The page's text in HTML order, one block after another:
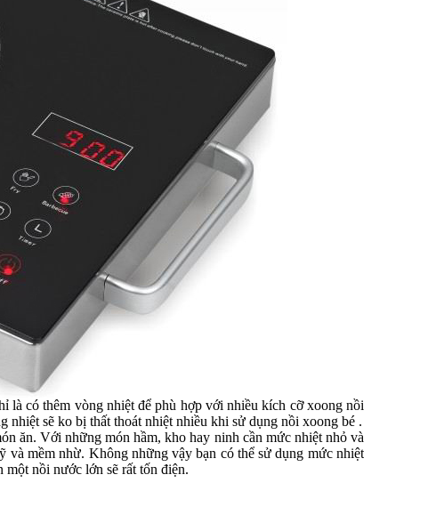
là có thêm vòng nhiệt để phù hợp với nhiều kích cỡ xoong nồi
sẽ ko bị thất thoát nhiệt nhiều khi sử dụng nồi xoong bé .
ăn. Với những món hầm, kho hay ninh cần mức nhiệt nhỏ và
và mềm nhừ. Không những vậy bạn có thể sử dụng mức nhiệt
một nồi nước lớn sẽ rất tốn điện.